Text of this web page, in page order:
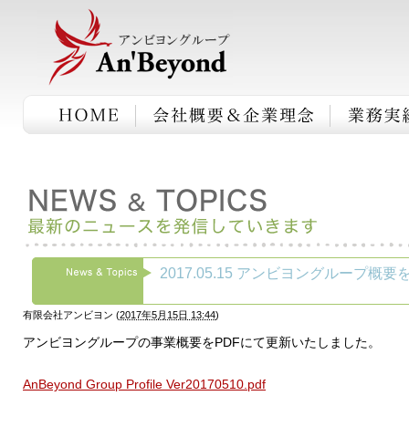
2017.05.15 アンビヨングループ概要
有限会社アンビヨン (2017年5月15日 13:44)
アンビヨングループの事業概要をPDFにて更新いたしました。
AnBeyond Group Profile Ver20170510.pdf